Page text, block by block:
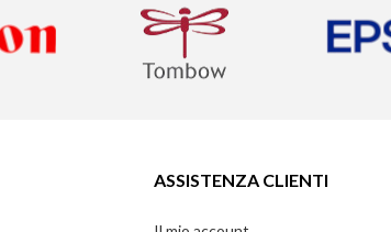
ASSISTENZA CLIENTI